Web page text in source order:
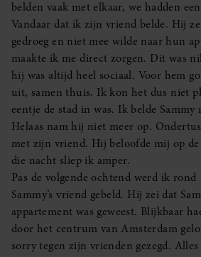
belden vaak met elkaar, we hadden
Vandaar dat ik zijn vriend belde. Hij
gedroeg en niet mee wilde naar hun
maakte ik me direct zorgen. Dit was
hij was altijd heel sociaal. Voor hem
uit, samen thuis. Ik kon het dus niet
eentje de stad in was. Ik belde Sammy
Helaas nam hij niet meer op.
met zijn vriend. Hij beloofde mij op
die nacht sliep ik amper.
Pas de volgende ochtend werd ik
Sammy’s vriend gebeld. Hij zei dat
appartement was geweest. Blijkbaar
door het centrum van Amsterdam
sorry tegen zijn vrienden gezegd.